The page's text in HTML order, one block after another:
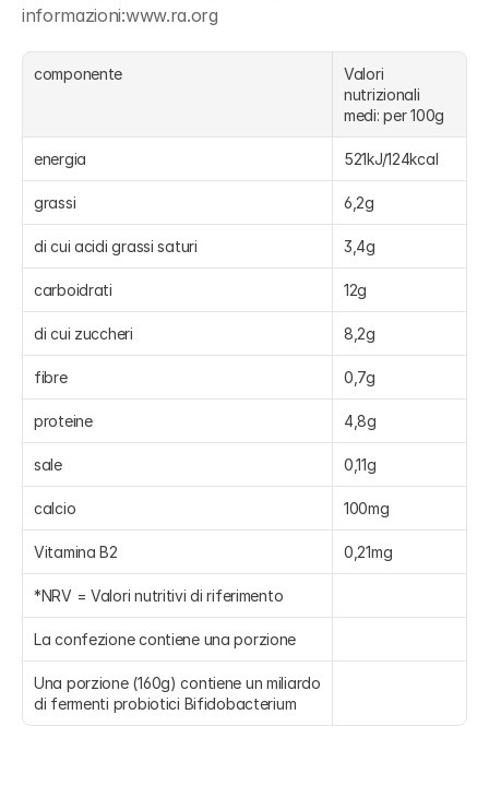
informazioni:www.ra.org
componente
Valori
nutrizionali
medi: per 100g
energia 521kJ/124kcal
grassi 6,2g
di cui acidi grassi saturi 3,4g
carboidrati 12g
di cui zuccheri 8,2g
fibre 0,7g
proteine 4,8g
sale 0,11g
calcio 100mg
Vitamina B2 0,21mg
*NRV = Valori nutritivi di riferimento
La confezione contiene una porzione
Una porzione (160g) contiene un miliardo
di fermenti probiotici Bifidobacterium